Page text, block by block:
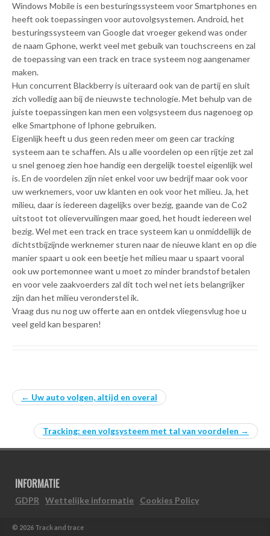
Windows Mobile is een besturingssysteem voor Smartphones en
heeft ook toepassingen voor autovolgsystemen. Android, het
besturingssysteem van Google dat vroeger gekend was onder
de naam Gphone, werkt veel met gebuik van touchscreens en zal
de toepassing van een track en trace systeem nog aangenamer
maken.
Hun concurrent Blackberry is uiteraard ook van de partij en sluit
zich volledig aan bij de nieuwste technologie. Met behulp van de
juiste toepassingen kan men een volgsysteem dus nagenoeg op
elke Smartphone of Iphone gebruiken.
Eigenlijk heeft u dus geen reden meer om geen car tracking
systeem aan te schaffen. Als u alle voordelen op een rijtje zet zal
u snel genoeg zien hoe handig een dergelijk toestel eigenlijk wel
is. En de voordelen zijn niet enkel voor uw bedrijf maar ook voor
uw werknemers, voor uw klanten en ook voor het milieu. Ja, het
milieu, daar is iedereen dagelijks over bezig, gaande van de Co2
uitstoot tot olievervuilingen maar goed, het houdt iedereen wel
bezig. Wel met een track en trace systeem kan u onmiddellijk de
dichtstbijzijnde werknemer sturen naar de nieuwe klant en op die
manier spaart u ook een beetje het milieu maar u spaart vooral
ook uw portemonnee want u moet zo minder brandstof betalen
en voor vele zaakvoerders zal dit toch wel net iets belangrijker
zijn dan het milieu veronderstel ik.
Vraag dus nu nog uw offerte aan en ontdek vliegensvlug hoe u
veel geld kan besparen!
← Uw auto volgen, altijd en overal
Tracking: een volgsysteem met tal van voordelen →
INFORMATIE
Footer Menu
GDPR Wettelijke informatie Cookies Policy
© 2026 Track and trace